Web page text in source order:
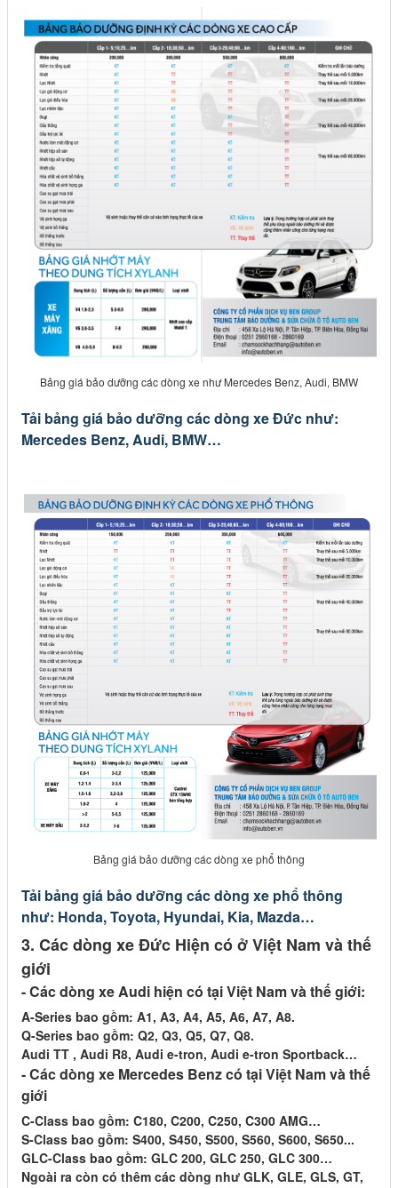
Bảng giá bảo dưỡng các dòng xe như Mercedes Benz, Audi, BMW
Tải bảng giá bảo dưỡng các dòng xe Đức như:
Mercedes Benz, Audi, BMW…
Bảng giá bảo dưỡng các dòng xe phổ thông
Tải bảng giá bảo dưỡng các dòng xe phổ thông
như: Honda, Toyota, Hyundai, Kia, Mazda…
3. Các dòng xe Đức Hiện có ở Việt Nam và thế
giới
- Các dòng xe Audi hiện có tại Việt Nam và thế giới:
A-Series bao gồm: A1, A3, A4, A5, A6, A7, A8.
Q-Series bao gồm: Q2, Q3, Q5, Q7, Q8.
Audi TT , Audi R8, Audi e-tron, Audi e-tron Sportback…
- Các dòng xe Mercedes Benz có tại Việt Nam và thế
giới
C-Class bao gồm: C180, C200, C250, C300 AMG…
S-Class bao gồm: S400, S450, S500, S560, S600, S650...
GLC-Class bao gồm: GLC 200, GLC 250, GLC 300…
Ngoài ra còn có thêm các dòng như GLK, GLE, GLS, GT,